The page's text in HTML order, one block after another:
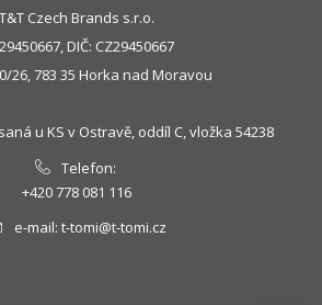
T&T Czech Brands s.r.o.
DIČ: CZ29450667
26, 783 35 Horka nad Moravou
u KS v Ostravě, oddíl C, vložka 54238
Telefon:
+420 778 081 116
e-mail: t-tomi@t-tomi.cz